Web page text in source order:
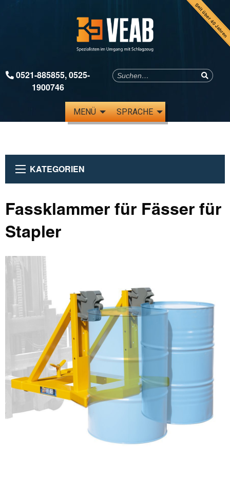
Seit über 40 Jahren
0521-885855,0525-
1900746
MENÜ SPRACHE
KATEGORIEN
Fassklammer für Fässer für
Stapler